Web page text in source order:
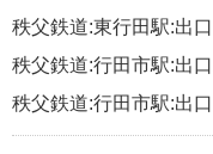
秩父鉄道:東行田駅:出
秩父鉄道:行田市駅:出
秩父鉄道:行田市駅:出